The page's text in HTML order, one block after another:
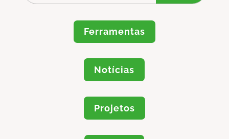
Ferramentas
Notícias
Projetos